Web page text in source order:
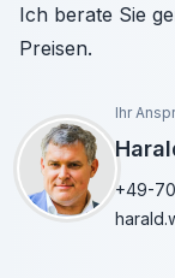
Ich berate Sie
Preisen.
Ihr
+49-